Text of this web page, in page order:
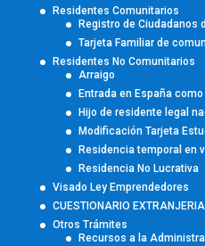
Residentes Comunitarios
Registro de Ciudadanos
Tarjeta Familiar de
Residentes No Comunitarios
Arraigo
Entrada en España
Hijo de residente legal
Modificación Tarjeta
Residencia temporal en
Residencia No Lucrativa
Visado Ley Emprendedores
CUESTIONARIO EXTRANJERIA
Otros Trámites
Recursos a la